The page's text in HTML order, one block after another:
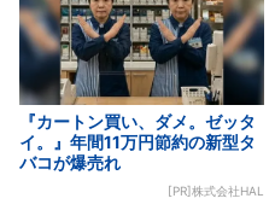
『カートン買い、ダメ。ゼッタ
イ。』年間11万円節約の新型タ
バコが爆売れ
[PR]株式会社HAL